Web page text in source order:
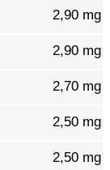
2,90 mg
2,90 mg
2,70 mg
2,50 mg
2,50 mg